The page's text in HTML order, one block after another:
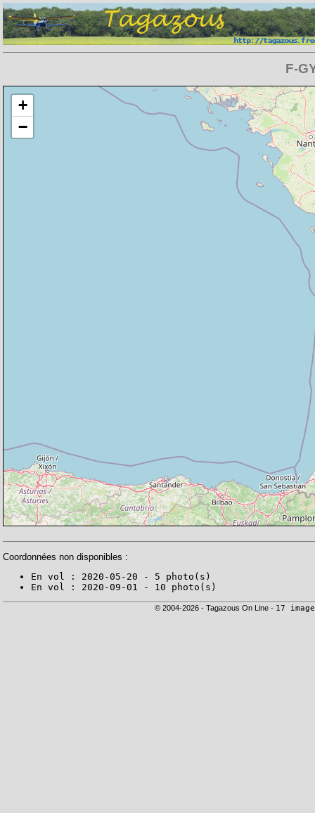
F-
Chargement de la carte en cours
+
−
Coordonnées non disponibles :
En vol : 2020-05-20 - 5 photo(s)
En vol : 2020-09-01 - 10 photo(s)
© 2004-2026 - Tagazous On Line - 17